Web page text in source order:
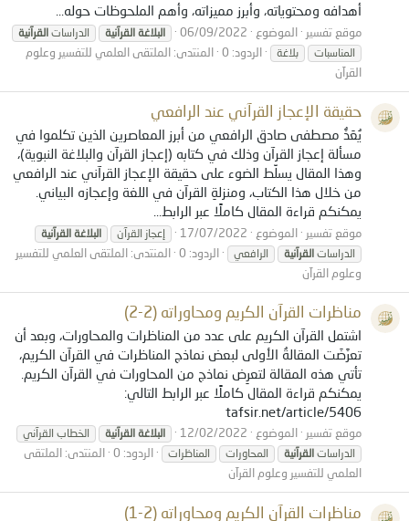
أهدافه ومحتوياته، وأبرز مميزاته، وأهم الملحوظات حوله...
موقع تفسير الموضوع 06/09/2022 البلاغة القرآنية الدراسات القرآنية
المناسبات
بلاغة الردود: 0 المنتدى: الملتقى العلمي للتفسير وعلوم
القرآن
حقيقة الإعجاز القرآني عند الرافعي
يُعَدُّ مصطفى صادق الرافعي من أبرز المعاصرين الذين تكلموا في
مسألة إعجاز القرآن وذلك في كتابه (إعجاز القرآن والبلاغة النبوية)،
وهذا المقال يسلِّط الضوء على حقيقة الإعجاز القرآني عند الرافعي
من خلال هذا الكتاب، ومنزلةِ القرآن في اللغة وإعجازه البياني.
يمكنكم قراءة المقال كاملًا عبر الرابط...
موقع تفسير الموضوع 17/07/2022 إعجاز القرآن البلاغة القرآنية
الدراسات القرآنية الرافعي الردود: 0 المنتدى: الملتقى العلمي للتفسير
وعلوم القرآن
مناظرات القرآن الكريم ومحاوراته (2-2)
اشتمل القرآن الكريم على عدد من المناظرات والمحاورات، وبعد أن
تعرَّضَت المقالةُ الأولى لبعض نماذج المناظرات في القرآن الكريم،
تأتي هذه المقالة لتعرِض نماذج من المحاورات في القرآن الكريم.
يمكنكم قراءة المقال كاملًا عبر الرابط التالي:
tafsir.net/article/5406
موقع تفسير الموضوع 12/02/2022 البلاغة القرآنية
الخطاب القرآني
الدراسات القرآنية المحاورات المناظرات الردود: 0 المنتدى: الملتقى
العلمي للتفسير وعلوم القرآن
مناظرات القرآن الكريم ومحاوراته (2-1)